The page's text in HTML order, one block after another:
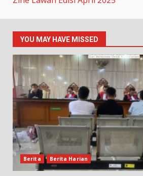
YOU MAY HAVE MISSED
Berita Berita Harian